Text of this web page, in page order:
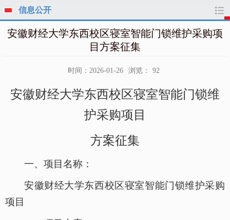
信息公开
安徽财经大学东西校区寝室智能门锁维护采购项
目方案征集
时间：2026-01-26 浏览： 92
安徽财经大学东西校区寝室智能门锁维
护采购项目
方案征集
一、项目名称：
安徽财经大学东西校区寝室智能门锁维护采购
项目